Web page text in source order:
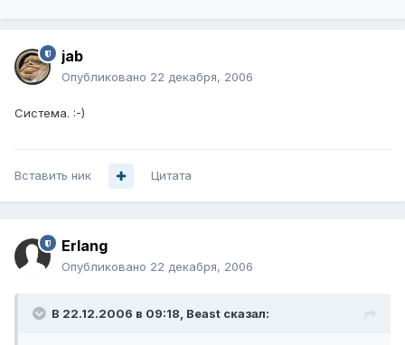
jab
Опубликовано 22 декабря, 2006
Система. :-)
Вставить ник Цитата
Erlang
Опубликовано 22 декабря, 2006
В 22.12.2006 в 09:18, Beast сказал: